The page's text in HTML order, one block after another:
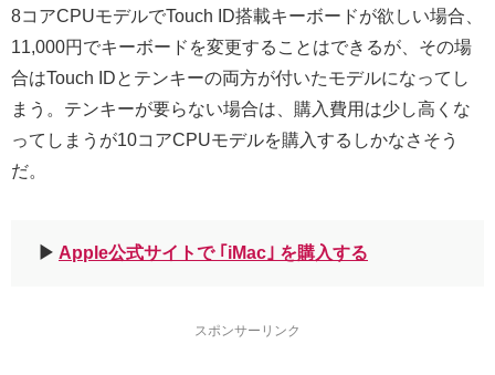
8コアCPUモデルでTouch ID搭載キーボードが欲しい場合、
11,000円でキーボードを変更することはできるが、その場
合はTouch IDとテンキーの両方が付いたモデルになってし
まう。テンキーが要らない場合は、購入費用は少し高くな
ってしまうが10コアCPUモデルを購入するしかなさそう
だ。
▶︎ Apple公式サイトで ｢iMac｣ を購入する
スポンサーリンク